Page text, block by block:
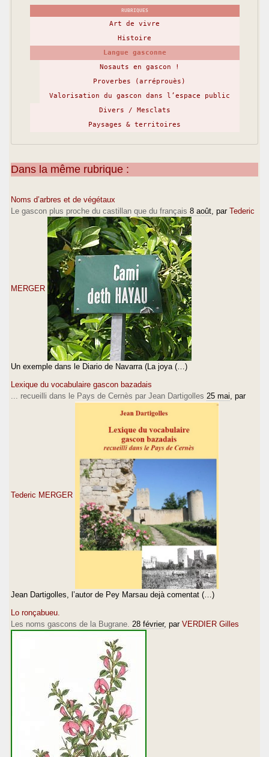
RUBRIQUES
Art de vivre
Histoire
Langue gasconne
Nosauts en gascon !
Proverbes (arréprouès)
Valorisation du gascon dans l’espace public
Divers / Mesclats
Paysages & territoires
Dans la même rubrique :
Noms d’arbres et de végétaux
Le gascon plus proche du castillan que du français 8 août , par Tederic
MERGER
Un exemple dans le Diario de Navarra (La joya (…)
Lexique du vocabulaire gascon bazadais
... recueilli dans le Pays de Cernès par Jean Dartigolles 25 mai , par
Tederic MERGER
Jean Dartigolles, l’autor de Pey Marsau dejà comentat (…)
Lo ronçabueu.
Les noms gascons de la Bugrane. 28 février, par VERDIER Gilles